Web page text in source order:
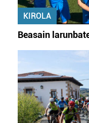
KIROLA
Beasain